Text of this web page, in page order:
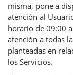
misma, pone a
atención al
horario de 09:00
atención a todas
planteadas en
los Servicios.